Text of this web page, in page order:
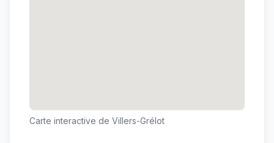
Carte interactive de Villers-Grélot